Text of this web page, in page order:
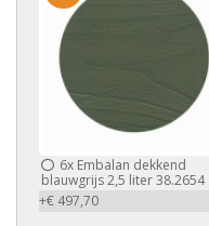
6x Embalan dekkend
blauwgrijs 2,5 liter 38.2654
+€ 497,70